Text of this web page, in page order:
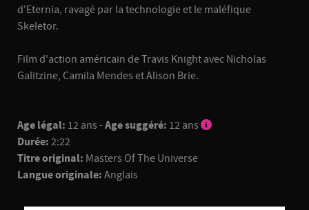
d'Eternia, ravagé par la technologie et le maléfique
Skeletor.
Film d'action américain de Travis Knight avec Nicholas
Galitzine, Camila Mendes et Alison Brie.
Age légal: 12 ans -Age suggéré: 12 ans
Durée: 2:22
Titre original: Masters Of The Universe
Langue originale: Anglais